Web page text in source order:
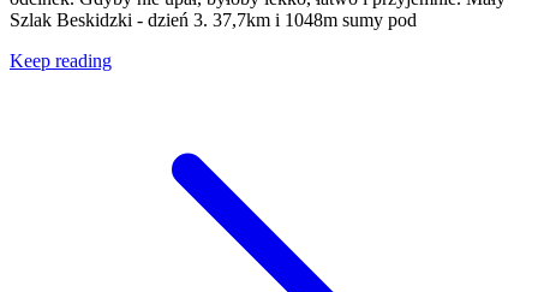
Szlak Beskidzki - dzień 3. 37,7km i 1048m sumy pod
Keep reading